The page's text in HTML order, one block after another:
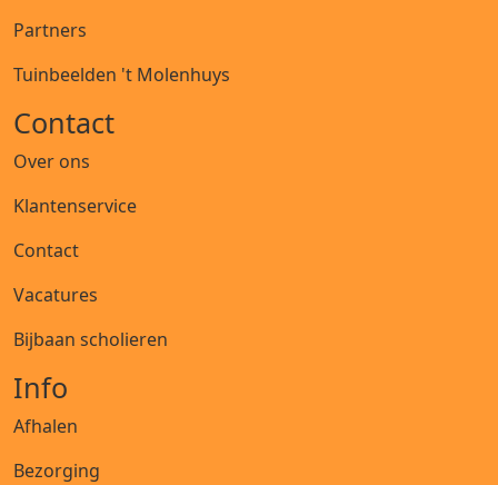
Partners
Tuinbeelden 't Molenhuys
Contact
Over ons
Klantenservice
Contact
Vacatures
Bijbaan scholieren
Info
Afhalen
Bezorging